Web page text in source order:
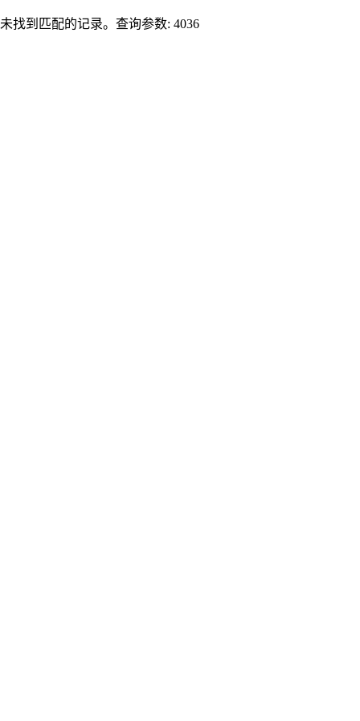
未找到匹配的记录。查询参数: 4036